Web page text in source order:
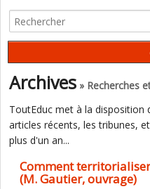
Archives » Recherches
ToutEduc met à la disposition
articles récents, les tribunes,
plus d'un an...
Comment
(M. Gautier, ouvrage)